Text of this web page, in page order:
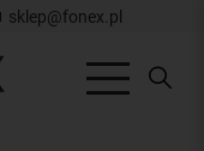
sklep@fonex.pl